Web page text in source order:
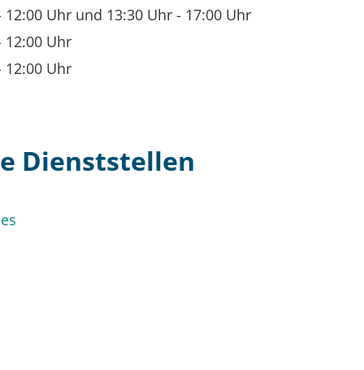
12:00 Uhr und 13:30 Uhr - 17:00 Uhr
12:00 Uhr
12:00 Uhr
Dienststellen